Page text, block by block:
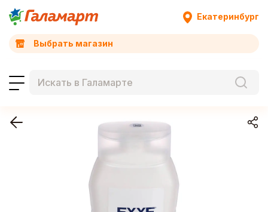
Екатеринбург
Выбрать магазин